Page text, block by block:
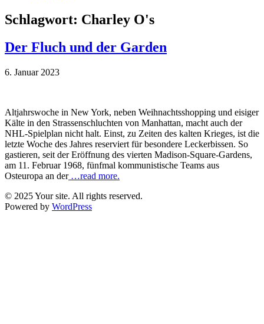
Schlagwort: Charley O's
Der Fluch und der Garden
6. Januar 2023
Altjahrswoche in New York, neben Weihnachtsshopping und eisiger
Kälte in den Strassenschluchten von Manhattan, macht auch der
NHL-Spielplan nicht halt. Einst, zu Zeiten des kalten Krieges, ist die
letzte Woche des Jahres reserviert für besondere Leckerbissen. So
gastieren, seit der Eröffnung des vierten Madison-Square-Gardens,
am 11. Februar 1968, fünfmal kommunistische Teams aus
Osteuropa an der…read more.
© 2025 Your site. All rights reserved.
Powered by WordPress